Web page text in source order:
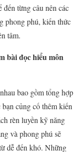
từng câu nên các
phong phú, kiến thức
tâm.
bài đọc hiểu môn
bao gồm tổng hợp
củng cố thêm kiến
rèn luyền kỹ năng
và phong phú sẽ
dễ đến khó. Những